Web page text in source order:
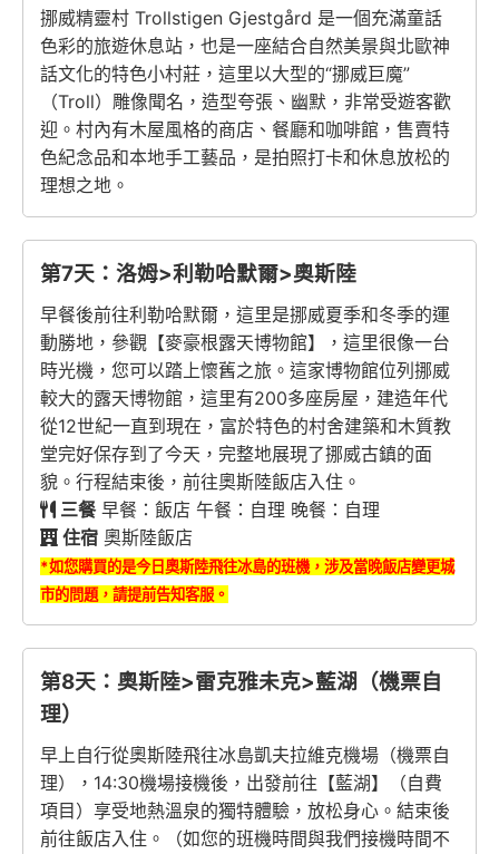
挪威精靈村 Trollstigen Gjestgård 是一個充滿童話
色彩的旅遊休息站，也是一座結合自然美景與北歐神
話文化的特色小村莊，這里以大型的“挪威巨魔”
（Troll）雕像聞名，造型夸張、幽默，非常受遊客歡
迎。村內有木屋風格的商店、餐廳和咖啡館，售賣特
色紀念品和本地手工藝品，是拍照打卡和休息放松的
理想之地。
第7天：洛姆>利勒哈默爾>奧斯陸
早餐後前往利勒哈默爾，這里是挪威夏季和冬季的運
動勝地，參觀【麥豪根露天博物館】，這里很像一台
時光機，您可以踏上懷舊之旅。這家博物館位列挪威
較大的露天博物館，這里有200多座房屋，建造年代
從12世紀一直到現在，富於特色的村舍建築和木質教
堂完好保存到了今天，完整地展現了挪威古鎮的面
貌。行程結束後，前往奧斯陸飯店入住。
三餐早餐：飯店 午餐：自理 晚餐：自理
住宿 奧斯陸飯店
*如您購買的是今日奧斯陸飛往冰島的班機，涉及當晚飯店變更城
市的問題，請提前告知客服。
第8天：奧斯陸>雷克雅未克>藍湖（機票自
理）
早上自行從奧斯陸飛往冰島凱夫拉維克機場（機票自
理），14:30機場接機後，出發前往【藍湖】（自費
項目）享受地熱溫泉的獨特體驗，放松身心。結束後
前往飯店入住。（如您的班機時間與我們接機時間不